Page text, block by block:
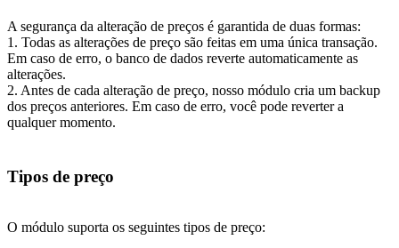
A segurança da alteração de preços é garantida de duas formas:
1. Todas as alterações de preço são feitas em uma única transação.
Em caso de erro, o banco de dados reverte automaticamente as
alterações.
2. Antes de cada alteração de preço, nosso módulo cria um backup
dos preços anteriores. Em caso de erro, você pode reverter a
qualquer momento.
Tipos de preço
O módulo suporta os seguintes tipos de preço: